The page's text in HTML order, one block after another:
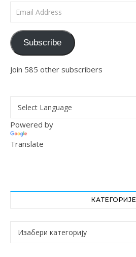
Subscribe
Join 585 other subscribers
Powered by
Translate
КАТЕГОРИЈЕ
Категорије